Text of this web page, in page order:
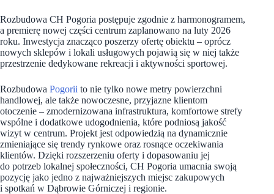
Rozbudowa CH Pogoria postępuje zgodnie z harmonogramem,
a premierę nowej części centrum zaplanowano na luty 2026
roku. Inwestycja znacząco poszerzy ofertę obiektu – oprócz
nowych sklepów i lokali usługowych pojawią się w niej także
przestrzenie dedykowane rekreacji i aktywności sportowej.
Rozbudowa Pogorii to nie tylko nowe metry powierzchni
handlowej, ale także nowoczesne, przyjazne klientom
otoczenie – zmodernizowana infrastruktura, komfortowe strefy
wspólne i dodatkowe udogodnienia, które podniosą jakość
wizyt w centrum. Projekt jest odpowiedzią na dynamicznie
zmieniające się trendy rynkowe oraz rosnące oczekiwania
klientów. Dzięki rozszerzeniu oferty i dopasowaniu jej
do potrzeb lokalnej społeczności, CH Pogoria umacnia swoją
pozycję jako jedno z najważniejszych miejsc zakupowych
i spotkań w Dąbrowie Górniczej i regionie.